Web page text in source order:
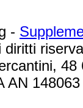
-
diritti
AN